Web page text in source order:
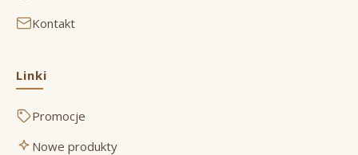
Kontakt
Linki
Promocje
Nowe produkty